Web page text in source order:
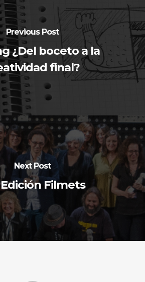
Previous Post
¿Del boceto a la
final?
Next Post
Edición Filmets